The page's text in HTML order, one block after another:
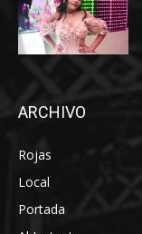
ARCHIVO
Rojas
Local
Portada